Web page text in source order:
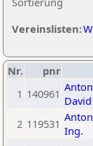
Vereinslisten:
Nr. pnr
1 140961 David
2 119531 Ing.